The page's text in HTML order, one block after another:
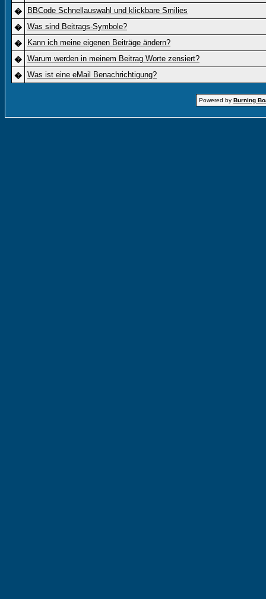
�
BBCode Schnellauswahl und klickbare Smilies
� Was sind Beitrags-Symbole?
�
Kann ich meine eigenen Beiträge ändern?
� Warum werden in meinem Beitrag Worte zensiert?
� Was ist eine eMail Benachrichtigung?
Powered by Burning